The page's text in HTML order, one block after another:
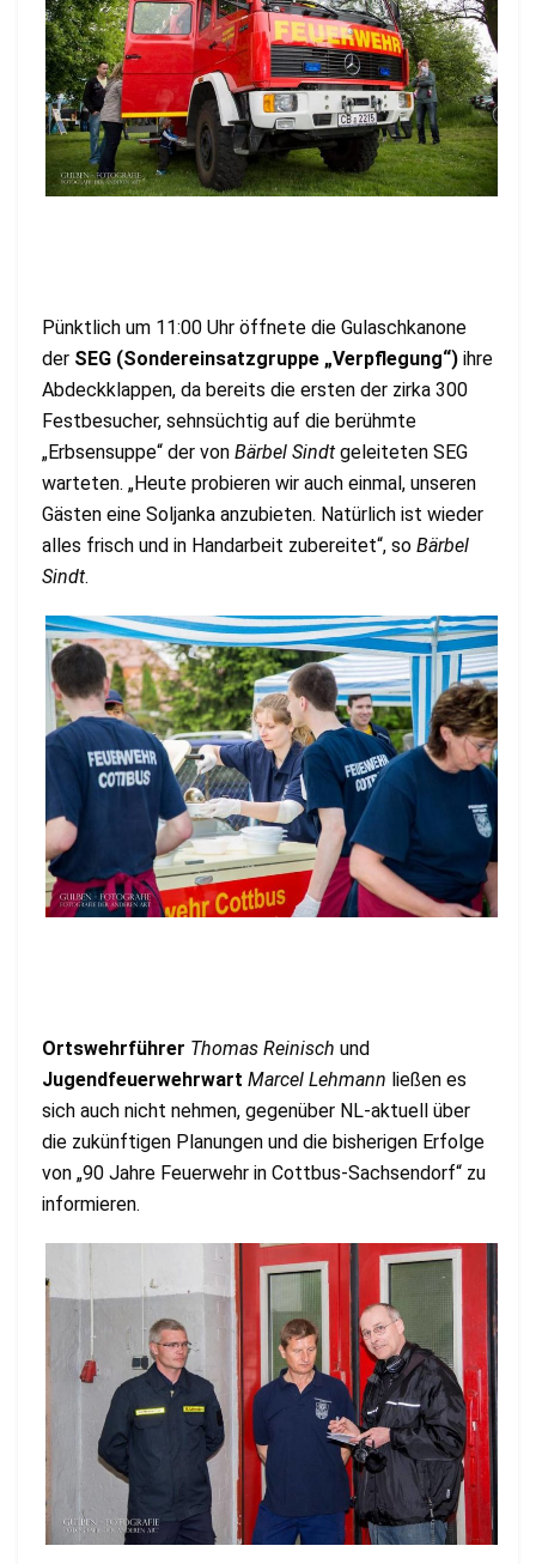
Pünktlich um 11:00 Uhr öffnete die Gulaschkanone
der SEG (Sondereinsatzgruppe „Verpflegung“) ihre
Abdeckklappen, da bereits die ersten der zirka 300
Festbesucher, sehnsüchtig auf die berühmte
„Erbsensuppe“ der von Bärbel Sindt geleiteten SEG
warteten. „Heute probieren wir auch einmal, unseren
Gästen eine Soljanka anzubieten. Natürlich ist wieder
alles frisch und in Handarbeit zubereitet“, so Bärbel
Sindt.
Ortswehrführer Thomas Reinisch und
Jugendfeuerwehrwart Marcel Lehmann ließen es
sich auch nicht nehmen, gegenüber NL-aktuell über
die zukünftigen Planungen und die bisherigen Erfolge
von „90 Jahre Feuerwehr in Cottbus-Sachsendorf“ zu
informieren.